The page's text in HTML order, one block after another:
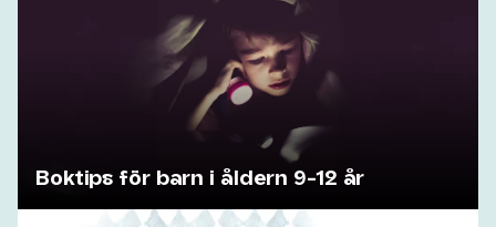
Boktips för barn i åldern 9-12 år